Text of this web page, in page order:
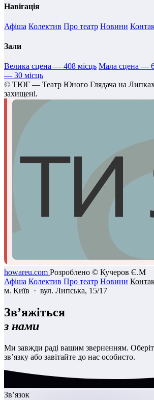
Навігація
Афіша Колектив Про театр Новини
Зали
Велика сцена — 408 місць Мала сцена —
— 30 місць
© ТЮГ — Театр Юного Глядача на
захищені.
howareu.com Розроблено © Кучеров Є.М
Афіша Колектив Про театр Новини
м. Київ · вул. Липська, 15/17
Зв’яжіться
з нами
Ми завжди раді вашим зверненням.
зв’язку або завітайте до нас особисто.
Зв’язок